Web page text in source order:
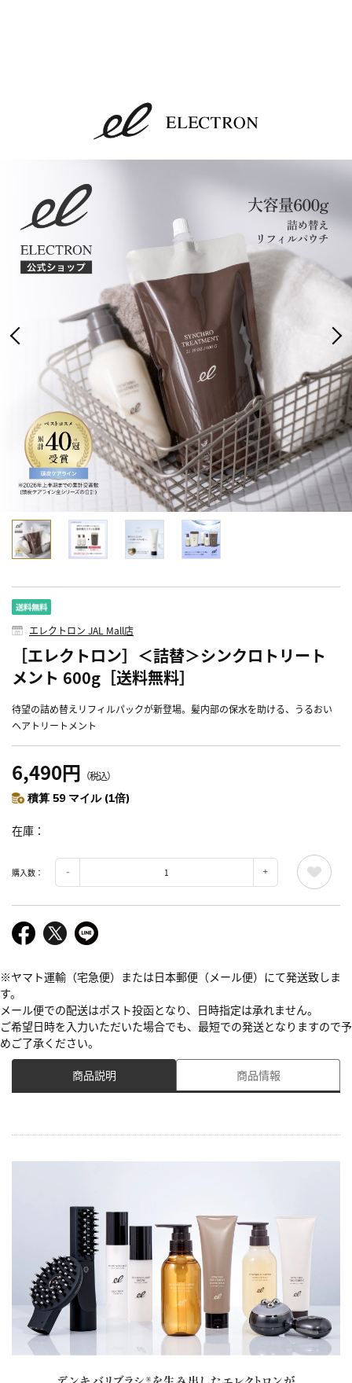
エレクトロン JAL Mall店
［エレクトロン］＜詰替＞シンクロトリート
メント 600g［送料無料］
待望の詰め替えリフィルパックが新登場。髪内部の保水を助ける、うるおい
ヘアトリートメント
6,490円 （税込）
積算 59 マイル (1倍)
在庫
購入数：
※ヤマト運輸（宅急便）または日本郵便（メール便）にて発送致しま
す。
メール便での配送はポスト投函となり、日時指定は承れません。
ご希望日時を入力いただいた場合でも、最短での発送となりますので予
めご了承ください。
商品説明 商品情報